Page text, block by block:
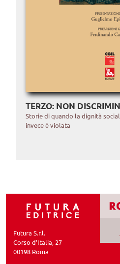
TERZO: NON
Storie di quando la dignità
invece è violata
Futura S.r.l.
Corso d’Italia, 27
00198 Roma